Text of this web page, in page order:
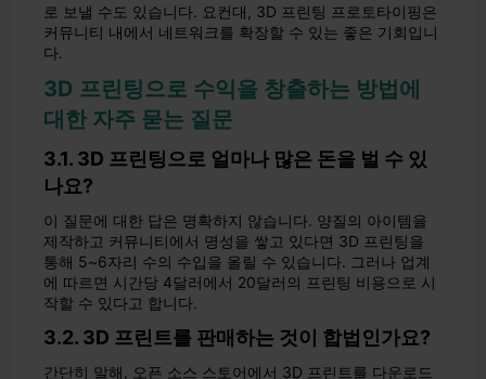
로 보낼 수도 있습니다. 요컨대, 3D 프린팅 프로토타이핑은
커뮤니티 내에서 네트워크를 확장할 수 있는 좋은 기회입니
다.
3D 프린팅으로 수익을 창출하는 방법에
대한 자주 묻는 질문
3.1. 3D 프린팅으로 얼마나 많은 돈을 벌 수 있
나요?
이 질문에 대한 답은 명확하지 않습니다. 양질의 아이템을
제작하고 커뮤니티에서 명성을 쌓고 있다면 3D 프린팅을
통해 5~6자리 수의 수입을 올릴 수 있습니다. 그러나 업계
에 따르면 시간당 4달러에서 20달러의 프린팅 비용으로 시
작할 수 있다고 합니다.
3.2. 3D 프린트를 판매하는 것이 합법인가요?
간단히 말해, 오픈 소스 스토어에서 3D 프린트를 다운로드